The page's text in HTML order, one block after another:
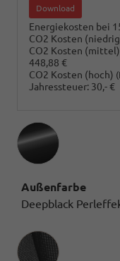
Download
Energiekosten bei
CO2 Kosten
CO2 Kosten (mittel)
448,88 €
CO2 Kosten (hoch)
Jahressteuer: 30,- €
Außenfarbe
Deepblack
Innenausstattung